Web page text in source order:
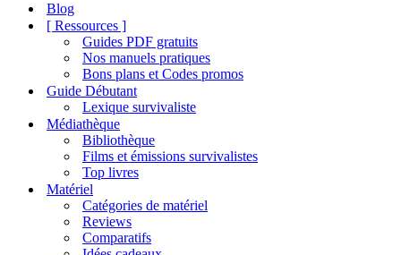
Blog
[ Ressources ]
Guides PDF gratuits
Nos manuels pratiques
Bons plans et Codes promos
Guide Débutant
Lexique survivaliste
Médiathèque
Bibliothèque
Films et émissions survivalistes
Top livres
Matériel
Catégories de matériel
Reviews
Comparatifs